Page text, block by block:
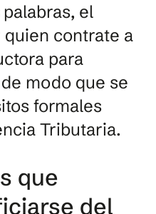
el
contrate a
para
modo que se
formales
Tributaria.
que
del